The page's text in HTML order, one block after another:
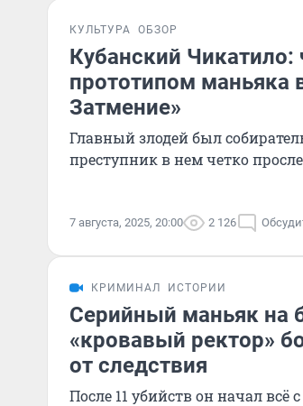
КУЛЬТУРА ОБЗОР
Кубанский Чикатило:
прототипом маньяка
Затмение»
Главный злодей был
преступник в нем четко
7 августа, 2025, 20:00 2 126
КРИМИНАЛ ИСТОРИИ
Серийный маньяк на
«кровавый ректор»
от следствия
После 11 убийств он начал всё